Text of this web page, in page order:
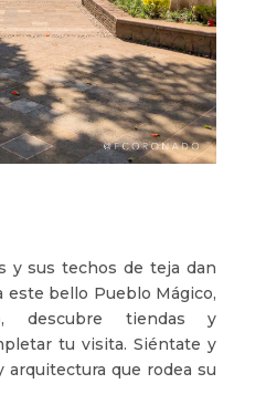
y sus techos de teja dan
este bello Pueblo Mágico,
descubre tiendas y
tu visita. Siéntate y
arquitectura que rodea su